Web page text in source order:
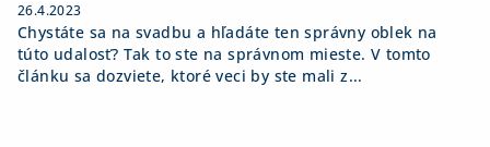
26.4.2023
Chystáte sa na svadbu a hľadáte ten správny oblek na
túto udalosť? Tak to ste na správnom mieste. V tomto
článku sa dozviete, ktoré veci by ste mali z...